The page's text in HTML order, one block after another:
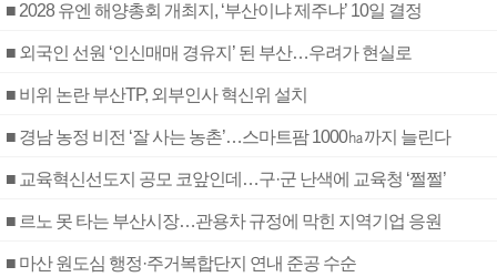
■ 2028 유엔 해양총회 개최지, ‘부산이냐 제주냐’ 10일 결정
■ 외국인 선원 ‘인신매매 경유지’ 된 부산…우려가 현실로
■ 비위 논란 부산TP, 외부인사 혁신위 설치
■ 경남 농정 비전 ‘잘 사는 농촌’…스마트팜 1000㏊까지 늘린다
■ 교육혁신선도지 공모 코앞인데…구·군 난색에 교육청 ‘쩔쩔’
■ 르노 못 타는 부산시장…관용차 규정에 막힌 지역기업 응원
■ 마산 원도심 행정·주거복합단지 연내 준공 수순